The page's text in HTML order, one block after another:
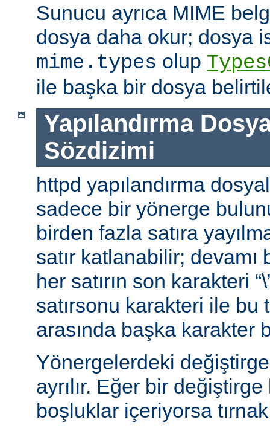
Sunucu ayrıca MIME
dosya daha okur; dosya
mime.types olup
ile başka bir dosya
Yapılandırma
Sözdizimi
httpd yapılandırma
sadece bir yönerge
birden fazla satıra
satır katlanabilir; devamı
her satırın son karakteri
satırsonu karakteri ile bu
arasında başka karakter
Yönergelerdeki
ayrılır. Eğer bir
boşluklar içeriyorsa tırnak